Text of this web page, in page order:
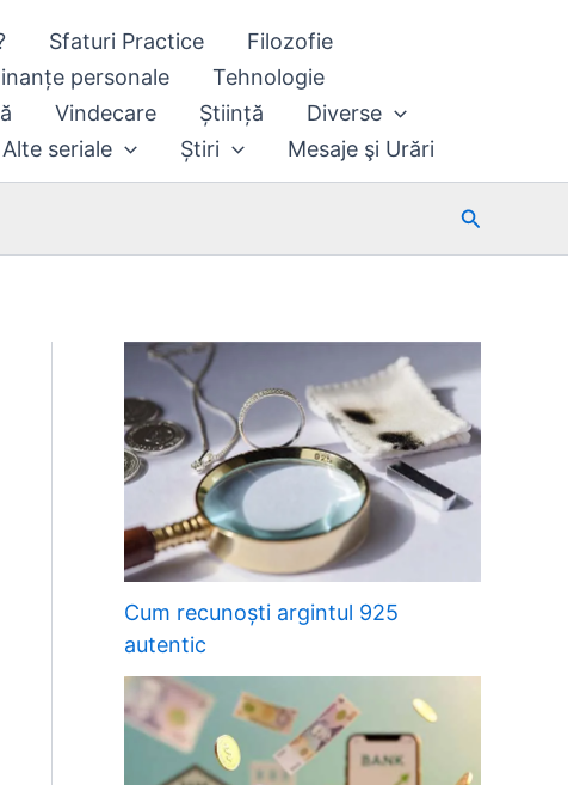
Sfaturi Practice
Filozofie
personale
Tehnologie
Vindecare Știință
Diverse
Alte seriale Știri Mesaje şi Urări
Search
Cum recunoști argintul 925
autentic